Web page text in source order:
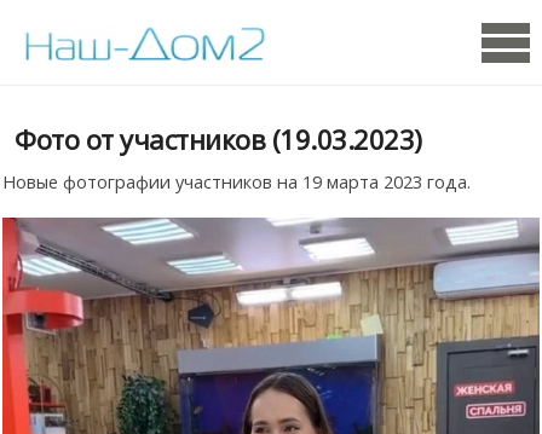
Фото от участников (19.03.2023)
Новые фотографии участников на 19 марта 2023 года.